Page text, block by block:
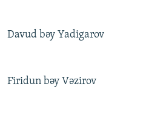
Davud bəy Yadigarov
Firidun bəy Vəzirov